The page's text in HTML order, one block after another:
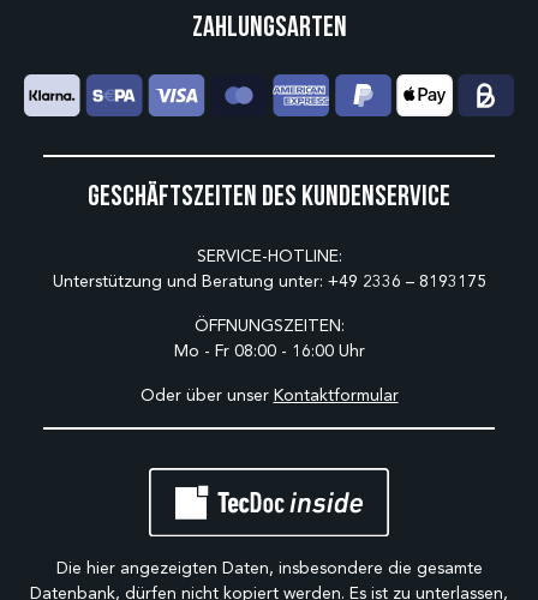
Geschäftszeiten des Kundenservice
SERVICE-HOTLINE:
Unterstützung und Beratung unter: +49 2336 – 8193175
ÖFFNUNGSZEITEN:
Mo - Fr 08:00 - 16:00 Uhr
Oder über unser Kontaktformular
Zahlungsarten
Die hier angezeigten Daten, insbesondere die gesamte
Datenbank, dürfen nicht kopiert werden. Es ist zu unterlassen,